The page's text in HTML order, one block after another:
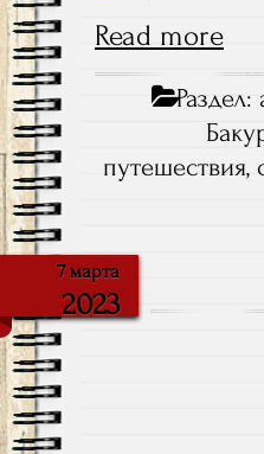
Read more
Раздел:
путешествия,
7 марта
2023